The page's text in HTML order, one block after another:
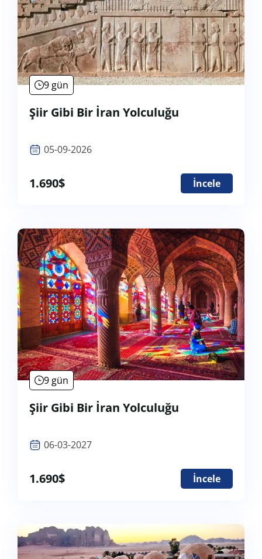
9 gün
Şiir Gibi Bir İran Yolculuğu
05-09-2026
1.690$ İncele
9 gün
Şiir Gibi Bir İran Yolculuğu
06-03-2027
1.690$ İncele